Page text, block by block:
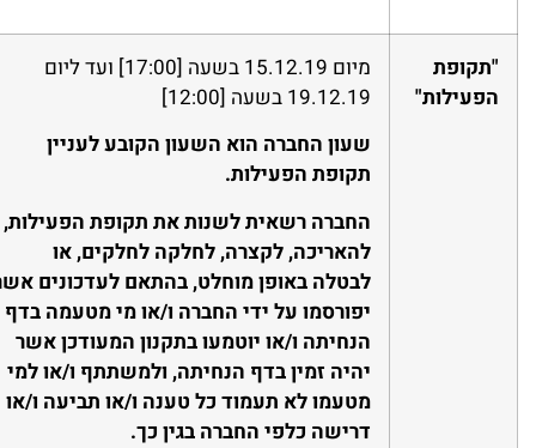
"תקופת
הפעילות"
מיום 15.12.19 בשעה [17:00] ועד ליום
19.12.19 בשעה [12:00]
שעון החברה הוא השעון הקובעלעניין
תקופת הפעילות.
החברה רשאית לשנות את תקופת הפעילות,
להאריכה, לקצרה, לחלקה לחלקים, או
לבטלה באופן מוחלט, בהתאם לעדכונים
יפורסמו על ידי החברה ו/או מי מטעמה בדף
הנחיתה ו/או יוטמעו בתקנון המעודכן אשר
יהיה זמין בדף הנחיתה, ולמשתתף ו/או למי
מטעמו לא תעמוד כל טענה ו/או תביעה ו/או
דרישה כלפי החברה בגין כך.